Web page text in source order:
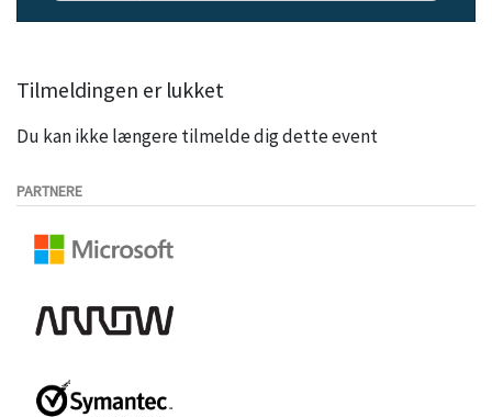
Tilmeldingen er lukket
Du kan ikke længere tilmelde dig dette event
PARTNERE